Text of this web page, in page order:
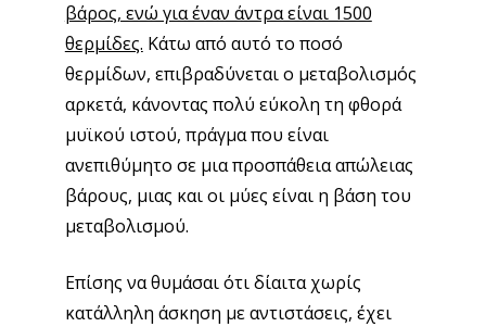
βάρος, ενώ για έναν άντρα είναι 1500
θερμίδες. Κάτω από αυτό το ποσό
θερμίδων, επιβραδύνεται ο μεταβολισμός
αρκετά, κάνοντας πολύ εύκολη τη φθορά
μυϊκού ιστού, πράγμα που είναι
ανεπιθύμητο σε μια προσπάθεια απώλειας
βάρους, μιας και οι μύες είναι η βάση του
μεταβολισμού.
Επίσης να θυμάσαι ότι δίαιτα χωρίς
κατάλληλη άσκηση με αντιστάσεις, έχει